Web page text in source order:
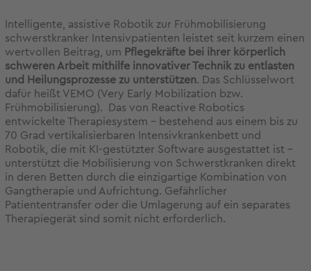
Intelligente, assistive Robotik zur Frühmobilisierung
schwerstkranker Intensivpatienten leistet seit kurzem einen
wertvollen Beitrag, um Pflegekräfte bei ihrer körperlich
schweren Arbeit mithilfe innovativer Technik zu entlasten
und Heilungsprozesse zu unterstützen. Das Schlüsselwort
dafür heißt VEMO (Very Early Mobilization bzw.
Frühmobilisierung). Das von Reactive Robotics
entwickelte Therapiesystem – bestehend aus einem bis zu
70 Grad vertikalisierbaren Intensivkrankenbett und
Robotik, die mit KI-gestützter Software ausgestattet ist –
unterstützt die Mobilisierung von Schwerstkranken direkt
in deren Betten durch die einzigartige Kombination von
Gangtherapie und Aufrichtung. Gefährlicher
Patiententransfer oder die Umlagerung auf ein separates
Therapiegerät sind somit nicht erforderlich.